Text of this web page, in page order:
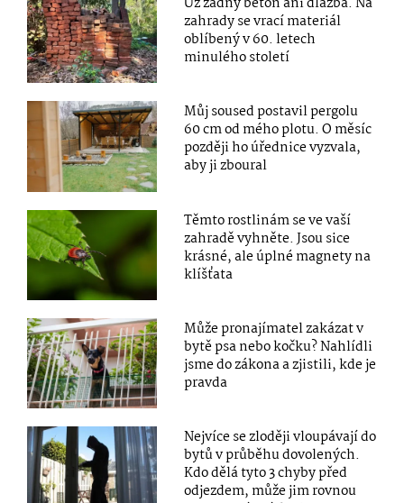
zahrady se vrací materiál
oblíbený v 60. letech
minulého století
Můj soused postavil pergolu
60 cm od mého plotu. O měsíc
později ho úřednice vyzvala,
aby ji zboural
Těmto rostlinám se ve vaší
zahradě vyhněte. Jsou sice
krásné, ale úplné magnety na
klíšťata
Může pronajímatel zakázat v
bytě psa nebo kočku? Nahlídli
jsme do zákona a zjistili, kde je
pravda
Nejvíce se zloději vloupávají do
bytů v průběhu dovolených.
Kdo dělá tyto 3 chyby před
odjezdem, může jim rovnou